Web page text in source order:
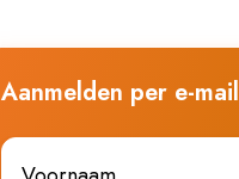
Aanmelden per e-mail
Voornaam